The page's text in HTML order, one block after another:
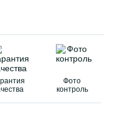
Фото
контроль